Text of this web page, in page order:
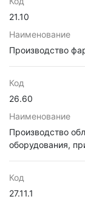
21.10
Наименование
Производство
Код
26.60
Наименование
Производство
оборудования,
Код
27.11.1